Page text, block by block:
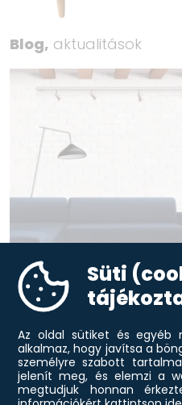
Blog, aktualitások
Modern lakberendezés
emlegetik egy lapon a minimál
kezet ad a színvariációk
díszítőelemet...
elolvasom
Süti
Az oldal sütiket és egyéb
alkalmaz, hogy javítsa a
személyre szabott
jelenít meg, és elemzi a
megtudjuk honnan